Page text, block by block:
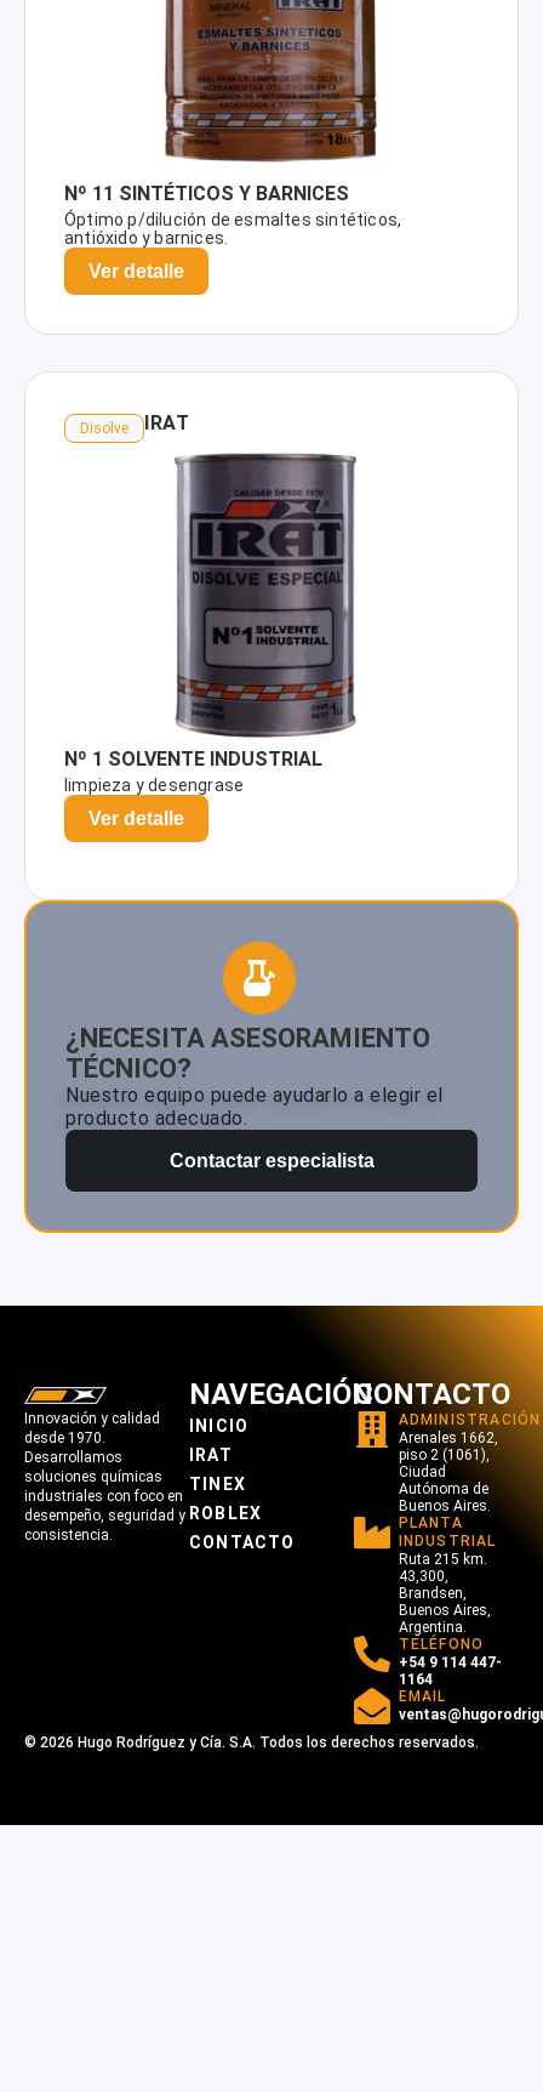
Nº 11 SINTÉTICOS Y BARNICES
Óptimo p/dilución de esmaltes sintéticos,
antióxido y barnices.
Ver detalle
Disolve IRAT
Nº 1 SOLVENTE INDUSTRIAL
limpieza y desengrase
Ver detalle
¿NECESITA ASESORAMIENTO
TÉCNICO?
Nuestro equipo puede ayudarlo a elegir el
producto adecuado.
Contactar especialista
Innovación y calidad
desde 1970.
Desarrollamos
soluciones químicas
industriales con foco en
desempeño, seguridad y
consistencia.
NAVEGACIÓN
INICIO
IRAT
TINEX
ROBLEX
CONTACTO
CONTACTO
ADMINISTRACIÓN
Arenales 1662,
piso 2 (1061),
Ciudad
Autónoma de
Buenos Aires.
PLANTA
INDUSTRIAL
Ruta 215 km.
43,300,
Brandsen,
Buenos Aires,
Argentina.
TELÉFONO
+54 9 114 447-
1164
EMAIL
© 2026 Hugo Rodríguez y Cía. S.A. Todos los derechos reservados.